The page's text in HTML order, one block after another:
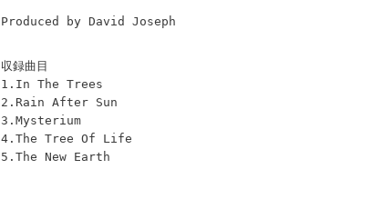
Produced by David Joseph
収録曲目
1.In The Trees
2.Rain After Sun
3.Mysterium
4.The Tree Of Life
5.The New Earth